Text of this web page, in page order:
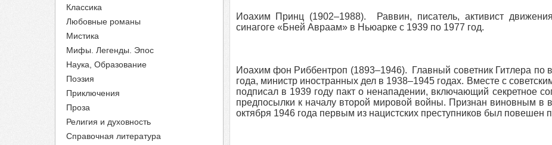
Классика
Любовные романы
Мистика
Мифы. Легенды. Эпос
Наука, Образование
Поэзия
Приключения
Проза
Религия и духовность
Справочная литература
Иоахим Принц (1902–1988). Раввин, писатель, активист
синагоге «Бней Авраам» в Ньюарке с 1939 по 1977 год.
Иоахим фон Риббентроп (1893–1946). Главный советник Гитлера по
года, министр иностранных дел в 1938–1945 годах. Вместе с
подписал в 1939 году пакт о ненападении, включающий секретное
предпосылки к началу второй мировой войны. Признан виновным в
октября 1946 года первым из нацистских преступников был повешен